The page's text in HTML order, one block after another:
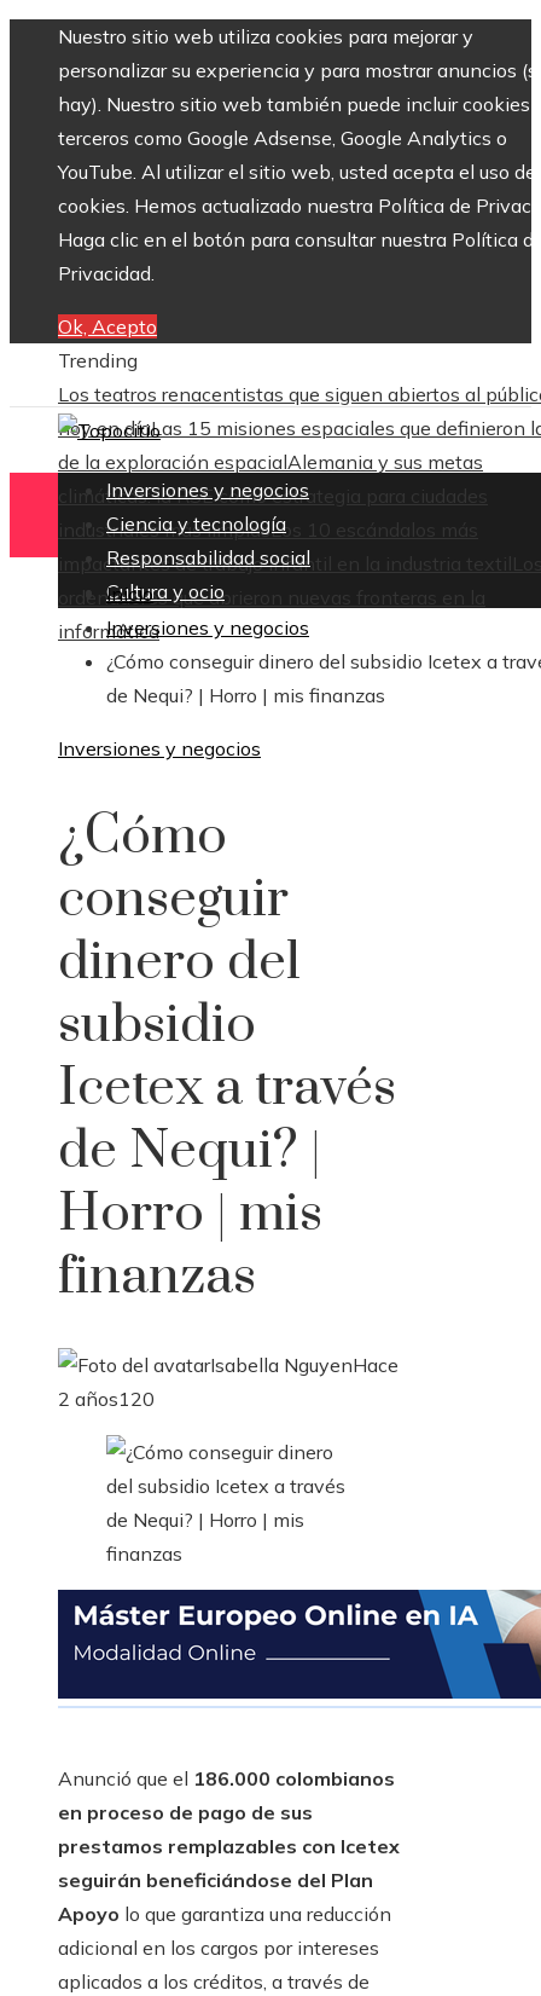
Nuestro sitio web utiliza cookies para mejorar y
personalizar su experiencia y para mostrar anuncios
hay). Nuestro sitio web también puede incluir cookies
terceros como Google Adsense, Google Analytics o
YouTube. Al utilizar el sitio web, usted acepta el uso de
cookies. Hemos actualizado nuestra Política de
Haga clic en el botón para consultar nuestra Política
Privacidad.
Ok, Acepto
Trending
Los teatros renacentistas que siguen abiertos al
hoy en díaLas 15 misiones espaciales que definieron
de la exploración espacialAlemania y sus metas
climáticas: la RSE como estrategia para ciudades
industriales más limpiasLos 10 escándalos más
impactantes de trabajo infantil en la industria textil
ordenadores que abrieron nuevas fronteras en la
informática
Inversiones y negocios
Ciencia y tecnología
Responsabilidad social
Cultura y ocio
Inicio
Inversiones y negocios
¿Cómo conseguir dinero del subsidio Icetex a
de Nequi? | Horro | mis finanzas
Inversiones y negocios
¿Cómo
conseguir
dinero del
subsidio
Icetex a través
de Nequi? |
Horro | mis
finanzas
Isabella NguyenHace
2 años120
Anunció que el 186.000 colombianos
en proceso de pago de sus
prestamos remplazables con Icetex
seguirán beneficiándose del Plan
Apoyo lo que garantiza una reducción
adicional en los cargos por intereses
aplicados a los créditos, a través de